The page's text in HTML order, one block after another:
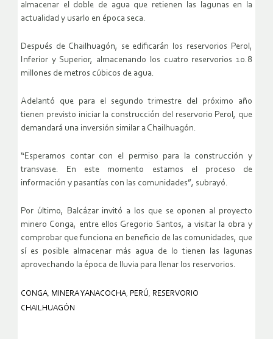
almacenar el doble de agua que retienen las lagunas en la
actualidad y usarlo en época seca.
Después de Chailhuagón, se edificarán los reservorios Perol,
Inferior y Superior, almacenando los cuatro reservorios 10.8
millones de metros cúbicos de agua.
Adelantó que para el segundo trimestre del próximo año
tienen previsto iniciar la construcción del reservorio Perol, que
demandará una inversión similar a Chailhuagón.
“Esperamos contar con el permiso para la construcción y
transvase. En este momento estamos el proceso de
información y pasantías con las comunidades”, subrayó.
Por último, Balcázar invitó a los que se oponen al proyecto
minero Conga, entre ellos Gregorio Santos, a visitar la obra y
comprobar que funciona en beneficio de las comunidades, que
sí es posible almacenar más agua de lo tienen las lagunas
aprovechando la época de lluvia para llenar los reservorios.
CONGA, MINERA YANACOCHA, PERÚ, RESERVORIO
CHAILHUAGÓN